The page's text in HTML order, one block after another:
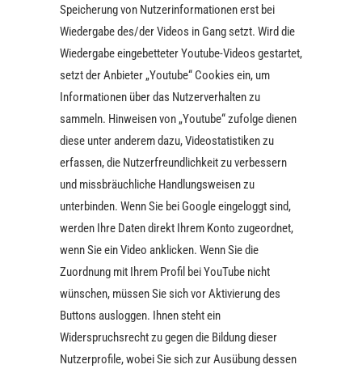
Speicherung von Nutzerinformationen erst bei
Wiedergabe des/der Videos in Gang setzt. Wird die
Wiedergabe eingebetteter Youtube-Videos gestartet,
setzt der Anbieter „Youtube“ Cookies ein, um
Informationen über das Nutzerverhalten zu
sammeln. Hinweisen von „Youtube“ zufolge dienen
diese unter anderem dazu, Videostatistiken zu
erfassen, die Nutzerfreundlichkeit zu verbessern
und missbräuchliche Handlungsweisen zu
unterbinden. Wenn Sie bei Google eingeloggt sind,
werden Ihre Daten direkt Ihrem Konto zugeordnet,
wenn Sie ein Video anklicken. Wenn Sie die
Zuordnung mit Ihrem Profil bei YouTube nicht
wünschen, müssen Sie sich vor Aktivierung des
Buttons ausloggen. Ihnen steht ein
Widerspruchsrecht zu gegen die Bildung dieser
Nutzerprofile, wobei Sie sich zur Ausübung dessen